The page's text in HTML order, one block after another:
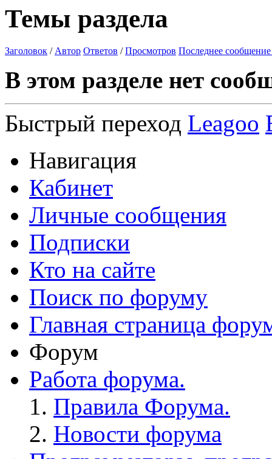
Темы раздела
Заголовок / Автор Ответов /Просмотров Последнее сообщение
В этом разделе нет
Быстрый переход Leagoo
Навигация
Кабинет
Личные сообщения
Подписки
Кто на сайте
Поиск по форуму
Главная страница
Форум
Работа форума.
Правила Форума.
Новости форума